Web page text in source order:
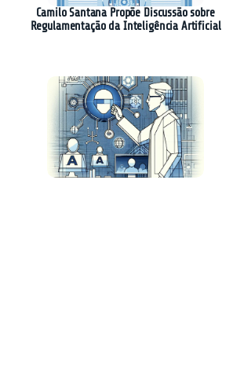
Camilo Santana Propõe Discussão sobre
Regulamentação da Inteligência Artificial